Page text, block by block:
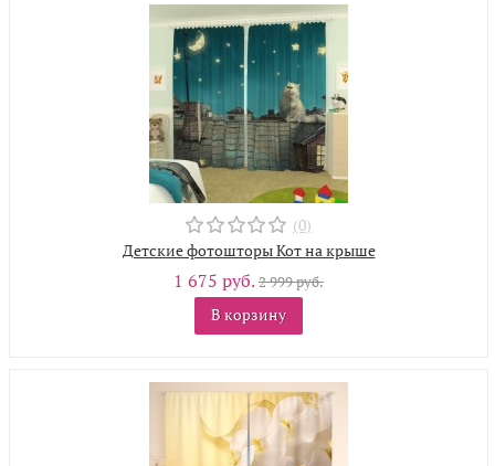
(0)
Детские фотошторы Кот на крыше
1 675 руб.2 999 руб.
В корзину